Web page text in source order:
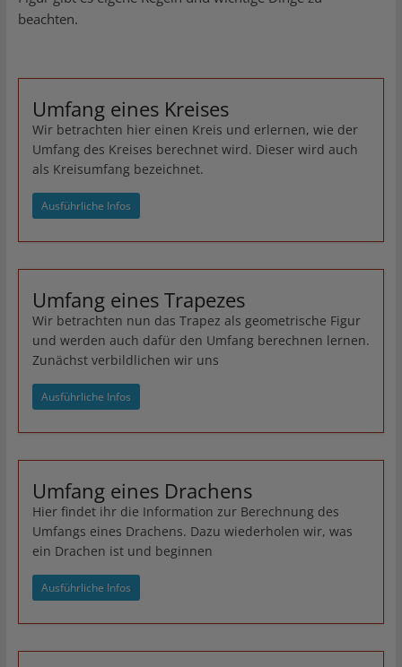
beachten.
Umfang eines Kreises
Wir betrachten hier einen Kreis und erlernen, wie der
Umfang des Kreises berechnet wird. Dieser wird auch
als Kreisumfang bezeichnet.
Ausführliche Infos
Umfang eines Trapezes
Wir betrachten nun das Trapez als geometrische Figur
und werden auch dafür den Umfang berechnen lernen.
Zunächst verbildlichen wir uns
Ausführliche Infos
Umfang eines Drachens
Hier findet ihr die Information zur Berechnung des
Umfangs eines Drachens. Dazu wiederholen wir, was
ein Drachen ist und beginnen
Ausführliche Infos